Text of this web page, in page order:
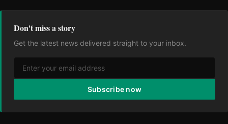
Don't miss a story
Get the latest news delivered straight to your inbox.
Subscribe now